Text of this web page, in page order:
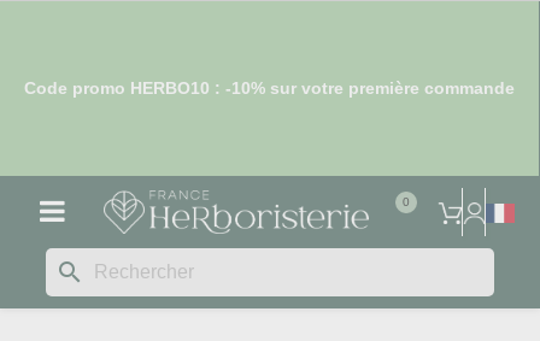
Code promo HERBO10 : -10% sur votre première commande
search